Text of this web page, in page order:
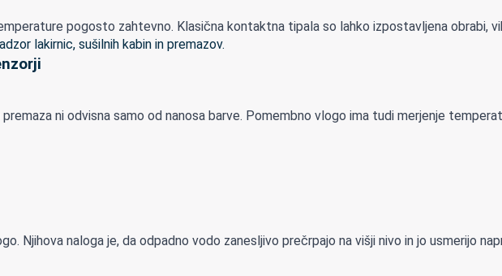
pogosto zahtevno. Klasična kontaktna tipala so lahko izpostavljena obrabi,
ni odvisna samo od nanosa barve. Pomembno vlogo ima tudi merjenje
naloga je, da odpadno vodo zanesljivo prečrpajo na višji nivo in jo usmerijo